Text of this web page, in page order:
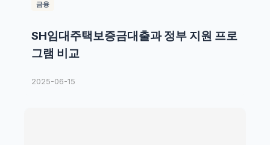
금융
SH임대주택보증금대출과 정부 지원 프로
그램 비교
2025-06-15